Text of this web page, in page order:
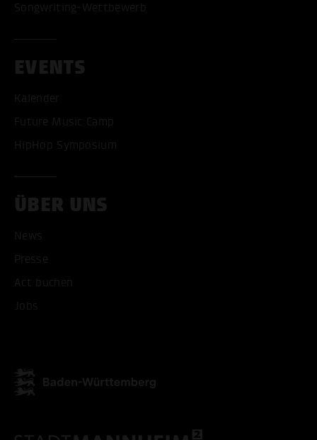
Songwriting-Wettbewerb
EVENTS
Kalender
Future Music Camp
HipHop Symposium
ÜBER UNS
News
Presse
Act buchen
Jobs